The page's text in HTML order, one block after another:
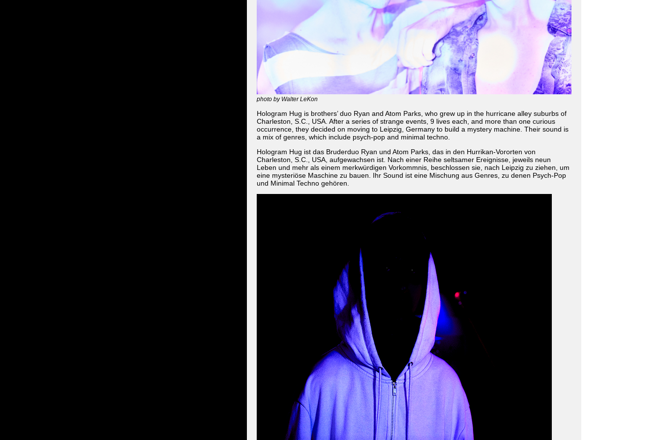
photo by Walter LeKon
Hologram Hug is brothers’ duo Ryan and Atom Parks, who grew up in the hurricane alley suburbs of
Charleston, S.C., USA. After a series of strange events, 9 lives each, and more than one curious
occurrence, they decided on moving to Leipzig, Germany to build a mystery machine. Their sound is
a mix of genres, which include psych-pop and minimal techno.
Hologram Hug ist das Bruderduo Ryan und Atom Parks, das in den Hurrikan-Vororten von
Charleston, S.C., USA, aufgewachsen ist. Nach einer Reihe seltsamer Ereignisse, jeweils neun
Leben und mehr als einem merkwürdigen Vorkommnis, beschlossen sie, nach Leipzig zu ziehen, um
eine mysteriöse Maschine zu bauen. Ihr Sound ist eine Mischung aus Genres, zu denen Psych-Pop
und Minimal Techno gehören.